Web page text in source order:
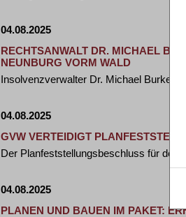
04.08.2025
RECHTSANWALT DR. MICHAEL
NEUNBURG VORM WALD
Insolvenzverwalter Dr. Michael Burkert
04.08.2025
GVW VERTEIDIGT
Der Planfeststellungsbeschluss für den
04.08.2025
PLANEN UND BAUEN IM PAKET: